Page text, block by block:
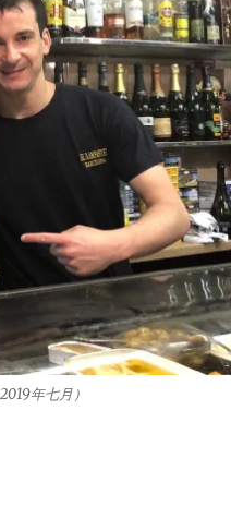
年七月）
半日閒”